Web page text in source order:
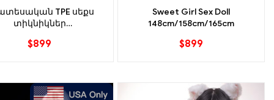
TPE սեքս
տիկնիկներ
$899
Sweet Girl Sex Doll
148cm/158cm/165cm
$899